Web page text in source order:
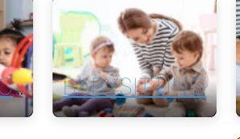
ENFANTS: ACTIVITÉS & BBSITTING
categories
BABYSITTING